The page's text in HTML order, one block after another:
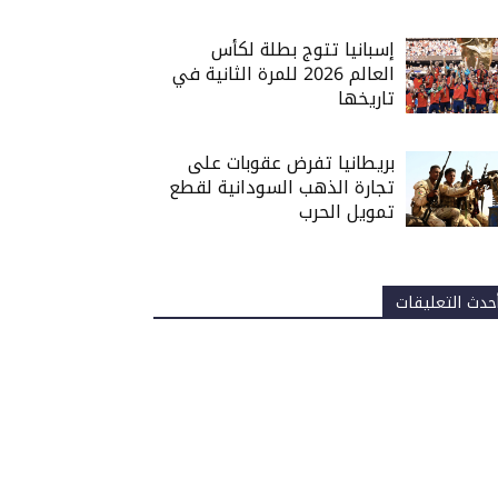
إسبانيا تتوج بطلة لكأس
العالم 2026 للمرة الثانية في
تاريخها
بريطانيا تفرض عقوبات على
تجارة الذهب السودانية لقطع
تمويل الحرب
التعليقات